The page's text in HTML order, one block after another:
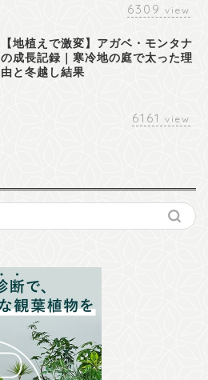
6309 view
【地植えで激変】アガベ・モンタナ
の成長記録｜寒冷地の庭で太った理
由と冬越し結果
6161 view